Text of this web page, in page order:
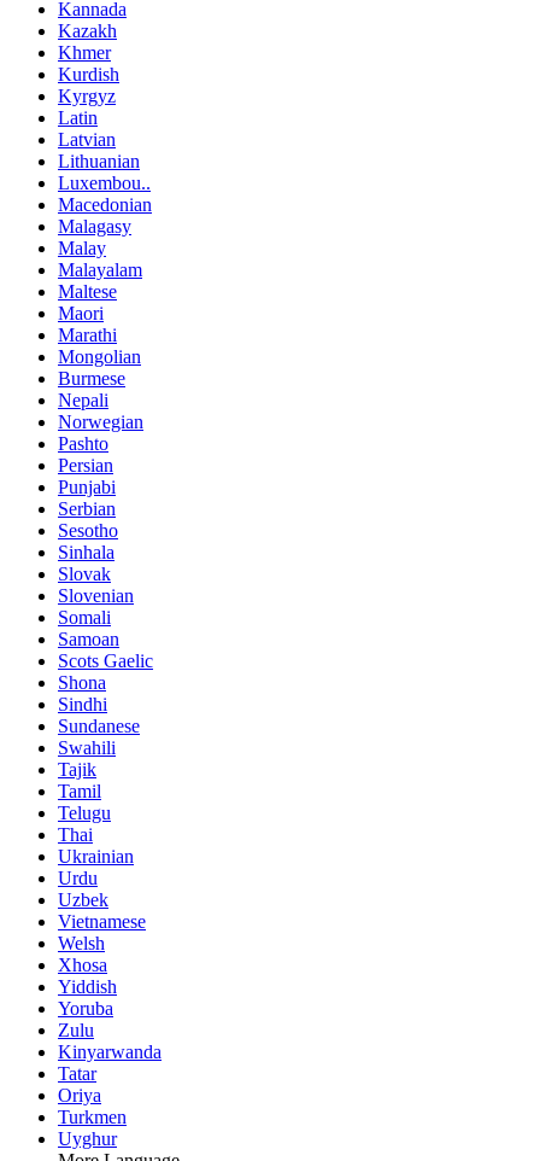
Kannada
Kazakh
Khmer
Kurdish
Kyrgyz
Latin
Latvian
Lithuanian
Luxembou..
Macedonian
Malagasy
Malay
Malayalam
Maltese
Maori
Marathi
Mongolian
Burmese
Nepali
Norwegian
Pashto
Persian
Punjabi
Serbian
Sesotho
Sinhala
Slovak
Slovenian
Somali
Samoan
Scots Gaelic
Shona
Sindhi
Sundanese
Swahili
Tajik
Tamil
Telugu
Thai
Ukrainian
Urdu
Uzbek
Vietnamese
Welsh
Xhosa
Yiddish
Yoruba
Zulu
Kinyarwanda
Tatar
Oriya
Turkmen
Uyghur